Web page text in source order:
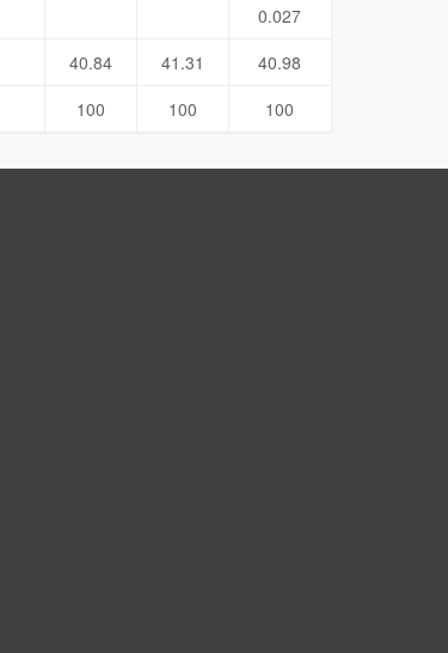
0.027
40.84 41.31
40.98
100 100 100